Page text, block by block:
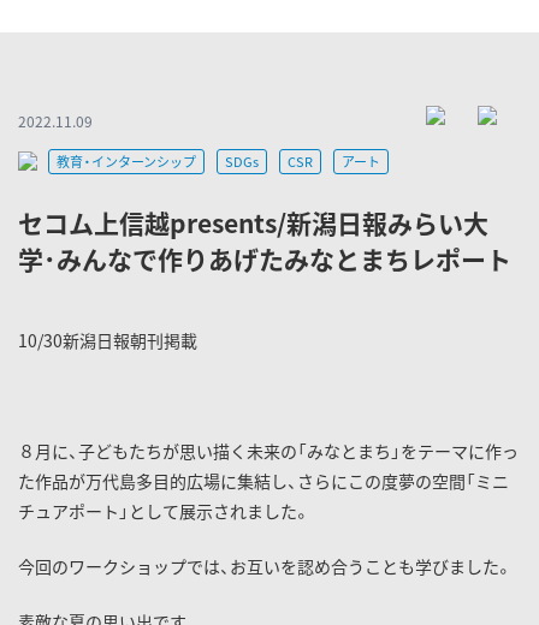
2022.11.09
教育・インターンシップ SDGs CSR アート
セコム上信越presents/新潟日報みらい大
学･みんなで作りあげたみなとまちレポート
10/30新潟日報朝刊掲載
８月に、子どもたちが思い描く未来の「みなとまち」をテーマに作っ
た作品が万代島多目的広場に集結し、さらにこの度夢の空間「ミニ
チュアポート」として展示されました。
今回のワークショップでは、お互いを認め合うことも学びました。